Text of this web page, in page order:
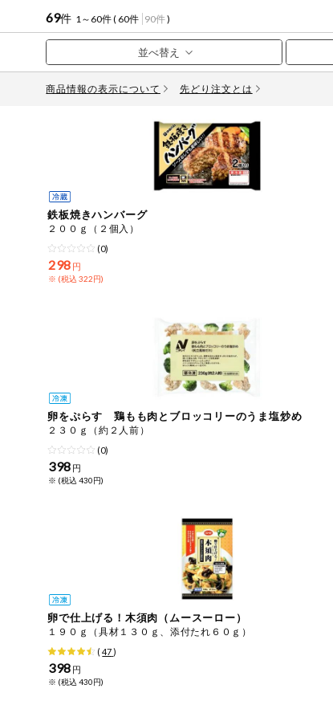
注文番号注文
お気に入り注文
注文履歴注文
先着限定から探す
人気カテゴリ
食品から探す
毎週自動お届け商品
毎週自動お届け商品を確認する
専門ショップサイト
コープしがのサービス
パン・ジャム
豆腐・納豆・
こんにゃく
ミールキット
など
麺類
おやつ
飲料
ティッシュ・
トイレットペ
ーパー
カテゴリ
アレルゲン情報
特定原材料と特定原材料に準ずるものが含まれてい
特定原材料
小麦
あわび
さば
アレルゲン情報は、商品企画時の情報のため、ご使
特定原材料に準ずるものは、お取引先から情報提供
69件 1～60件 ( 60件 90件)
商品情報の表示について 先どり注文とは
鉄板焼きハンバーグ
２００ｇ（２個入）
(0)
298 円
※ (税込 322円)
卵をぷらす 鶏もも肉とブロッコリーのうま塩炒め
２３０ｇ（約２人前）
(0)
398 円
※ (税込 430円)
卵で仕上げる！木須肉（ムースーロー）
１９０ｇ（具材１３０ｇ、添付たれ６０ｇ）
(47)
398 円
※ (税込 430円)